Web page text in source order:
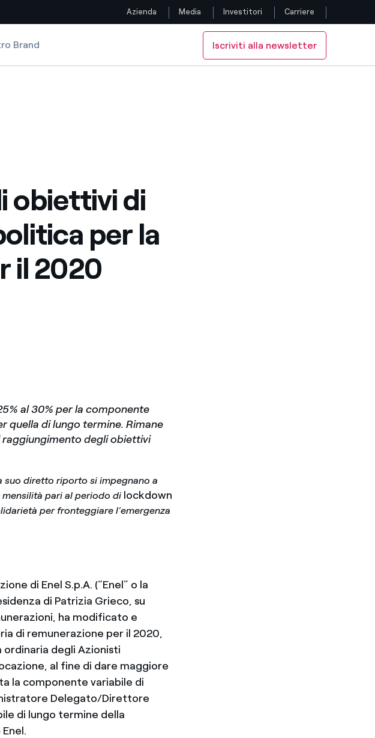
Seguici
Azienda Media Investitori Carriere
Brand Iscriviti alla newsletter
remunerazione per il 2020
per la remunerazione per il 2020
obiettivi di
per la
il 2020
al 30% per la componente
quella di lungo termine. Rimane
raggiungimento degli obiettivi
suo diretto riporto si impegnano a
pari al periodo di lockdown
per fronteggiare l’emergenza
di Enel S.p.A. (“Enel” o la
di Patrizia Grieco, su
ha modificato e
di remunerazione per il 2020,
degli Azionisti
al fine di dare maggiore
la componente variabile di
Delegato/Direttore
di lungo termine della